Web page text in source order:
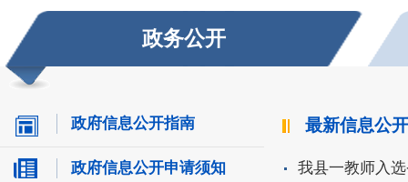
政务公开
政府信息公开指南
政府信息公开申请须知
最新信息公开